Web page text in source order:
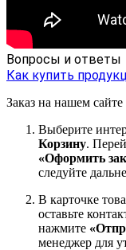
Вопросы и ответы
Как купить
Заказ на нашем
Выберите
Корзину.
«Оформить
следуйте
В карточке
оставьте
нажмите
менеджер для